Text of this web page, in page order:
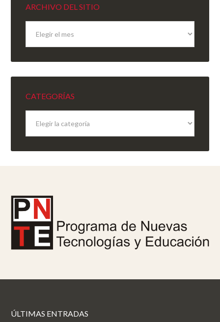
ARCHIVO DEL SITIO
sitio
CATEGORÍAS
ÚLTIMAS ENTRADAS